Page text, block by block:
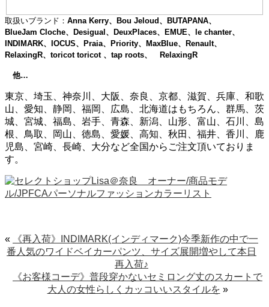
取扱いブランド： Anna Kerry、Bou Jeloud、BUTAPANA、
BlueJam Cloche、Desigual、DeuxPlaces、EMUE、le chanter、
INDIMARK、IOCUS、Praia、Priority、MaxBlue、Renault、
RelaxingR、toricot toricot 、tap roots、 RelaxingR
他…
東京、埼玉、神奈川、大阪、奈良、京都、滋賀、兵庫、和歌
山、愛知、静岡、福岡、広島、北海道はもちろん、群馬、茨
城、宮城、福島、岩手、青森、新潟、山形、富山、石川、島
根、鳥取、岡山、徳島、愛媛、高知、秋田、福井、香川、鹿
児島、宮崎、長崎、大分など全国からご注文頂いておりま
す。
«
《再入荷》INDIMARK(インディマーク)今季新作の中で一
番人気のワイドベイカーパンツ、サイズ展開増やして本日
再入荷♪
《お客様コーデ》普段穿かないセミロング丈のスカートで
大人の女性らしくカッコいいスタイルを »